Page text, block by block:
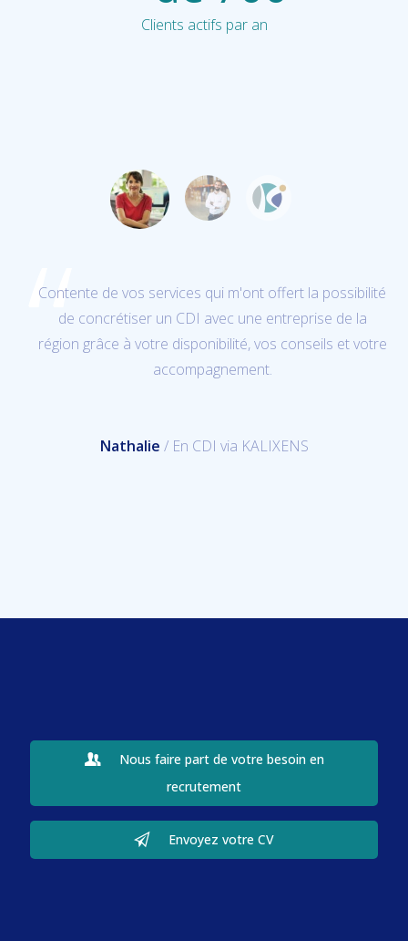
Clients actifs par an
de vos services qui m'ont offert la possibilité
concrétiser un CDI avec une entreprise de la
grâce à votre disponibilité, vos conseils et votre
accompagnement.
/ En CDI via KALIXENS
Nous faire part de votre besoin en
recrutement
Envoyez votre CV